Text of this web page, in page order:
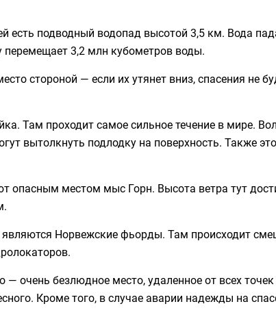
есть подводный водопад высотой 3,5 км. Вода
3,2 млн кубометров воды.
стороной — если их утянет вниз, спасения не
Там проходит самое сильное течение в мире.
вытолкнуть подлодку на поверхность. Также
опасным местом мыс Горн. Высота ветра тут
Норвежские фьорды. Там происходит
— очень безлюдное место, удаленное от всех
Кроме того, в случае аварии надежды на